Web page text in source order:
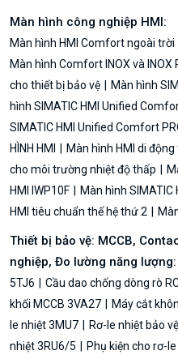
Màn hình công nghiệp HMI:
Màn hình HMI Comfort ngoài trời
Màn hình Comfort INOX và INOX
cho thiết bị bảo vệ
Màn hình
hình SIMATIC HMI Unified
SIMATIC HMI Unified Comfort
HÌNH HMI
Màn hình HMI di
cho môi trường nhiệt độ thấp
HMI IWP10F
Màn hình SIMATIC
HMI tiêu chuẩn thế hệ thứ 2
Thiết bị bảo vệ: MCCB,
nghiệp, Đo lường năng lượng:
5TJ6
Cầu dao chống dòng rò
khối MCCB 3VA27
Máy cắt
le nhiệt 3MU7
Rơ-le nhiệt bảo
nhiệt 3RU6/5
Phụ kiện cho rơ-